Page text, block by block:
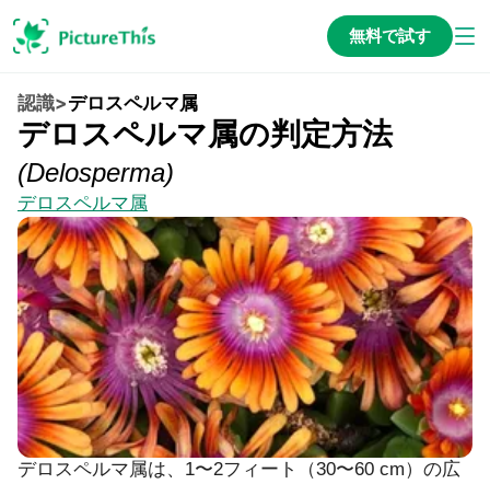
無料で試す
認識>デロスペルマ属
デロスペルマ属の判定方法
(Delosperma)
デロスペルマ属
デロスペルマ属は、1〜2フィート（30〜60 cm）の広